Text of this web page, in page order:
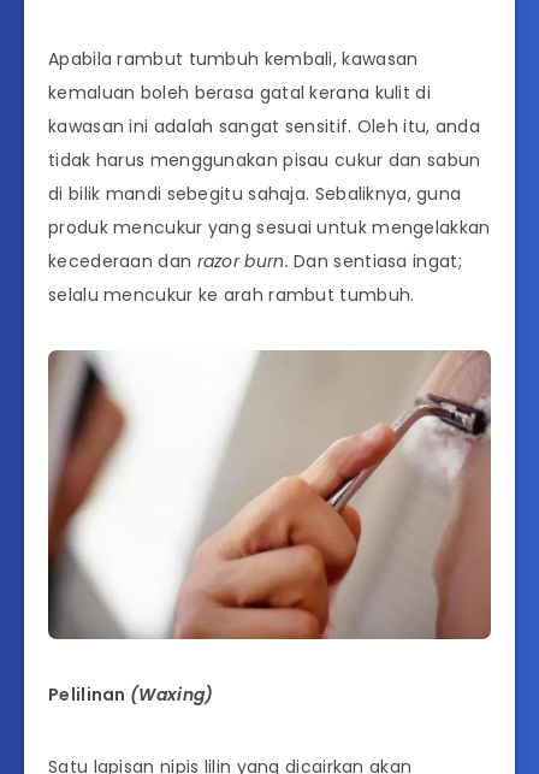
Apabila rambut tumbuh kembali, kawasan
kemaluan boleh berasa gatal kerana kulit di
kawasan ini adalah sangat sensitif. Oleh itu, anda
tidak harus menggunakan pisau cukur dan sabun
di bilik mandi sebegitu sahaja. Sebaliknya, guna
produk mencukur yang sesuai untuk mengelakkan
kecederaan dan razor burn.Dan sentiasa ingat;
selalu mencukur ke arah rambut tumbuh.
Pelilinan (Waxing)
Satu lapisan nipis lilin yang dicairkan akan